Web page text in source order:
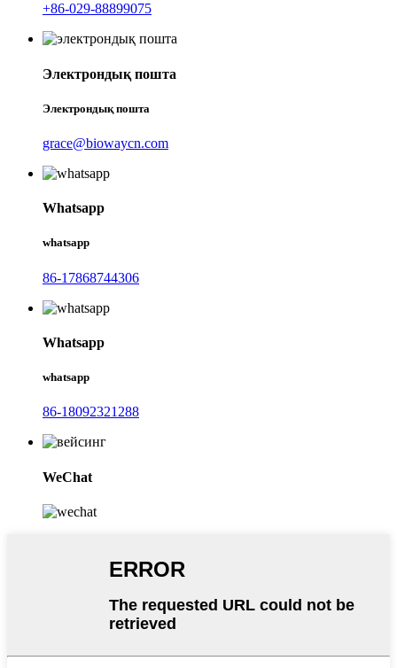
+86-029-88899075
Электрондық пошта
Электрондық пошта
grace@biowaycn.com
Whatsapp
whatsapp
86-17868744306
Whatsapp
whatsapp
86-18092321288
WeChat